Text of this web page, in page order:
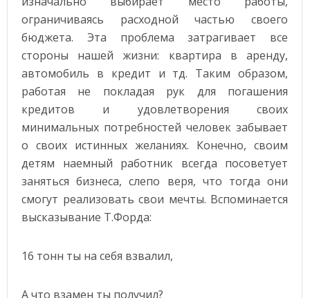
ограничиваясь расходной частью своего
бюджета. Эта проблема затрагивает все
стороны нашей жизни: квартира в аренду,
автомобиль в кредит и тд. Таким образом,
работая не покладая рук для погашения
кредитов и удовлетворения своих
минимальных потребностей человек забывает
о своих истинных желаниях. Конечно, своим
детям наемный работник всегда посоветует
заняться бизнеса, слепо веря, что тогда они
смогут реализовать свои мечты. Вспоминается
высказывание Т.Форда:
16 тонн ты на себя взвалил,
А что взамен ты получил?